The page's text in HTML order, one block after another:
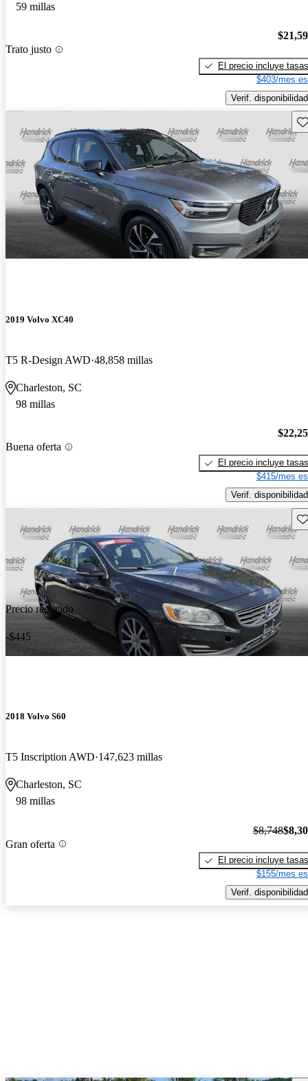
59 millas
Trato justo
El precio incluye tasas
$403/mes
Verif. disponibilidad
2019 Volvo XC40
T5 R-Design AWD 48,858 millas
Charleston, SC
98 millas
Buena oferta
El precio incluye tasas
$415/mes
Verif. disponibilidad
Precio reducido
-$445
2018 Volvo S60
T5 Inscription AWD 147,623 millas
Charleston, SC
98 millas
Gran oferta
$8,748
El precio incluye tasas
$155/mes
Verif. disponibilidad